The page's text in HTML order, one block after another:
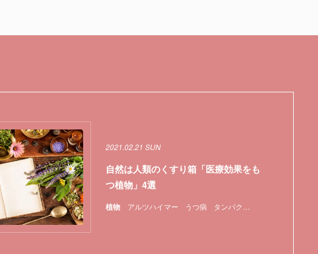
植物 アルツハイマー うつ病 タンパク質
2021.02.21 SUN
自然は人類のくすり箱「医療効果をも
つ植物」4選